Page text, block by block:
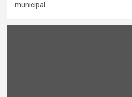
municipal…